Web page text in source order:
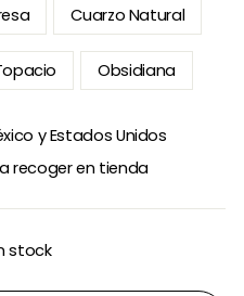
Cuarzo Natural
Obsidiana
y Estados Unidos
recoger en tienda
stock